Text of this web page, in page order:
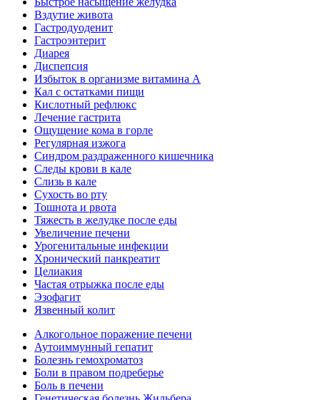
Вздутие живота
Гастродуоденит
Гастроэнтерит
Диарея
Диспепсия
Избыток в организме витамина А
Кал с остатками пищи
Кислотный рефлюкс
Лечение гастрита
Ощущение кома в горле
Регулярная изжога
Синдром раздраженного кишечника
Следы крови в кале
Слизь в кале
Сухость во рту
Тошнота и рвота
Тяжесть в желудке после еды
Увеличение печени
Урогенитальные инфекции
Хронический панкреатит
Целиакия
Частая отрыжка после еды
Эзофагит
Язвенный колит
Алкогольное поражение печени
Аутоиммунный гепатит
Болезнь гемохроматоз
Боли в правом подреберье
Боль в печени